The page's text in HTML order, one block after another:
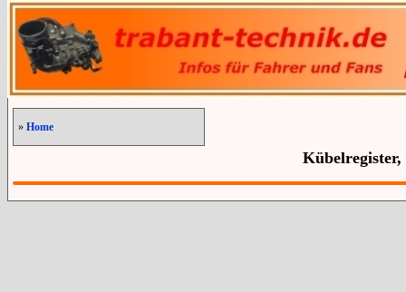
» Home
Kübelregister,